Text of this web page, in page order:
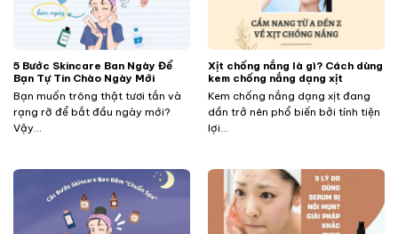
5 Bước Skincare Ban Ngày Để
Bạn Tự Tin Chào Ngày Mới
Bạn muốn trông thật tươi tắn và
rạng rỡ để bắt đầu ngày mới?
Vậy...
Xịt chống nắng là gì? Cách dùng
kem chống nắng dạng xịt
Kem chống nắng dạng xịt đang
dần trở nên phổ biến bởi tính tiện
lợi...